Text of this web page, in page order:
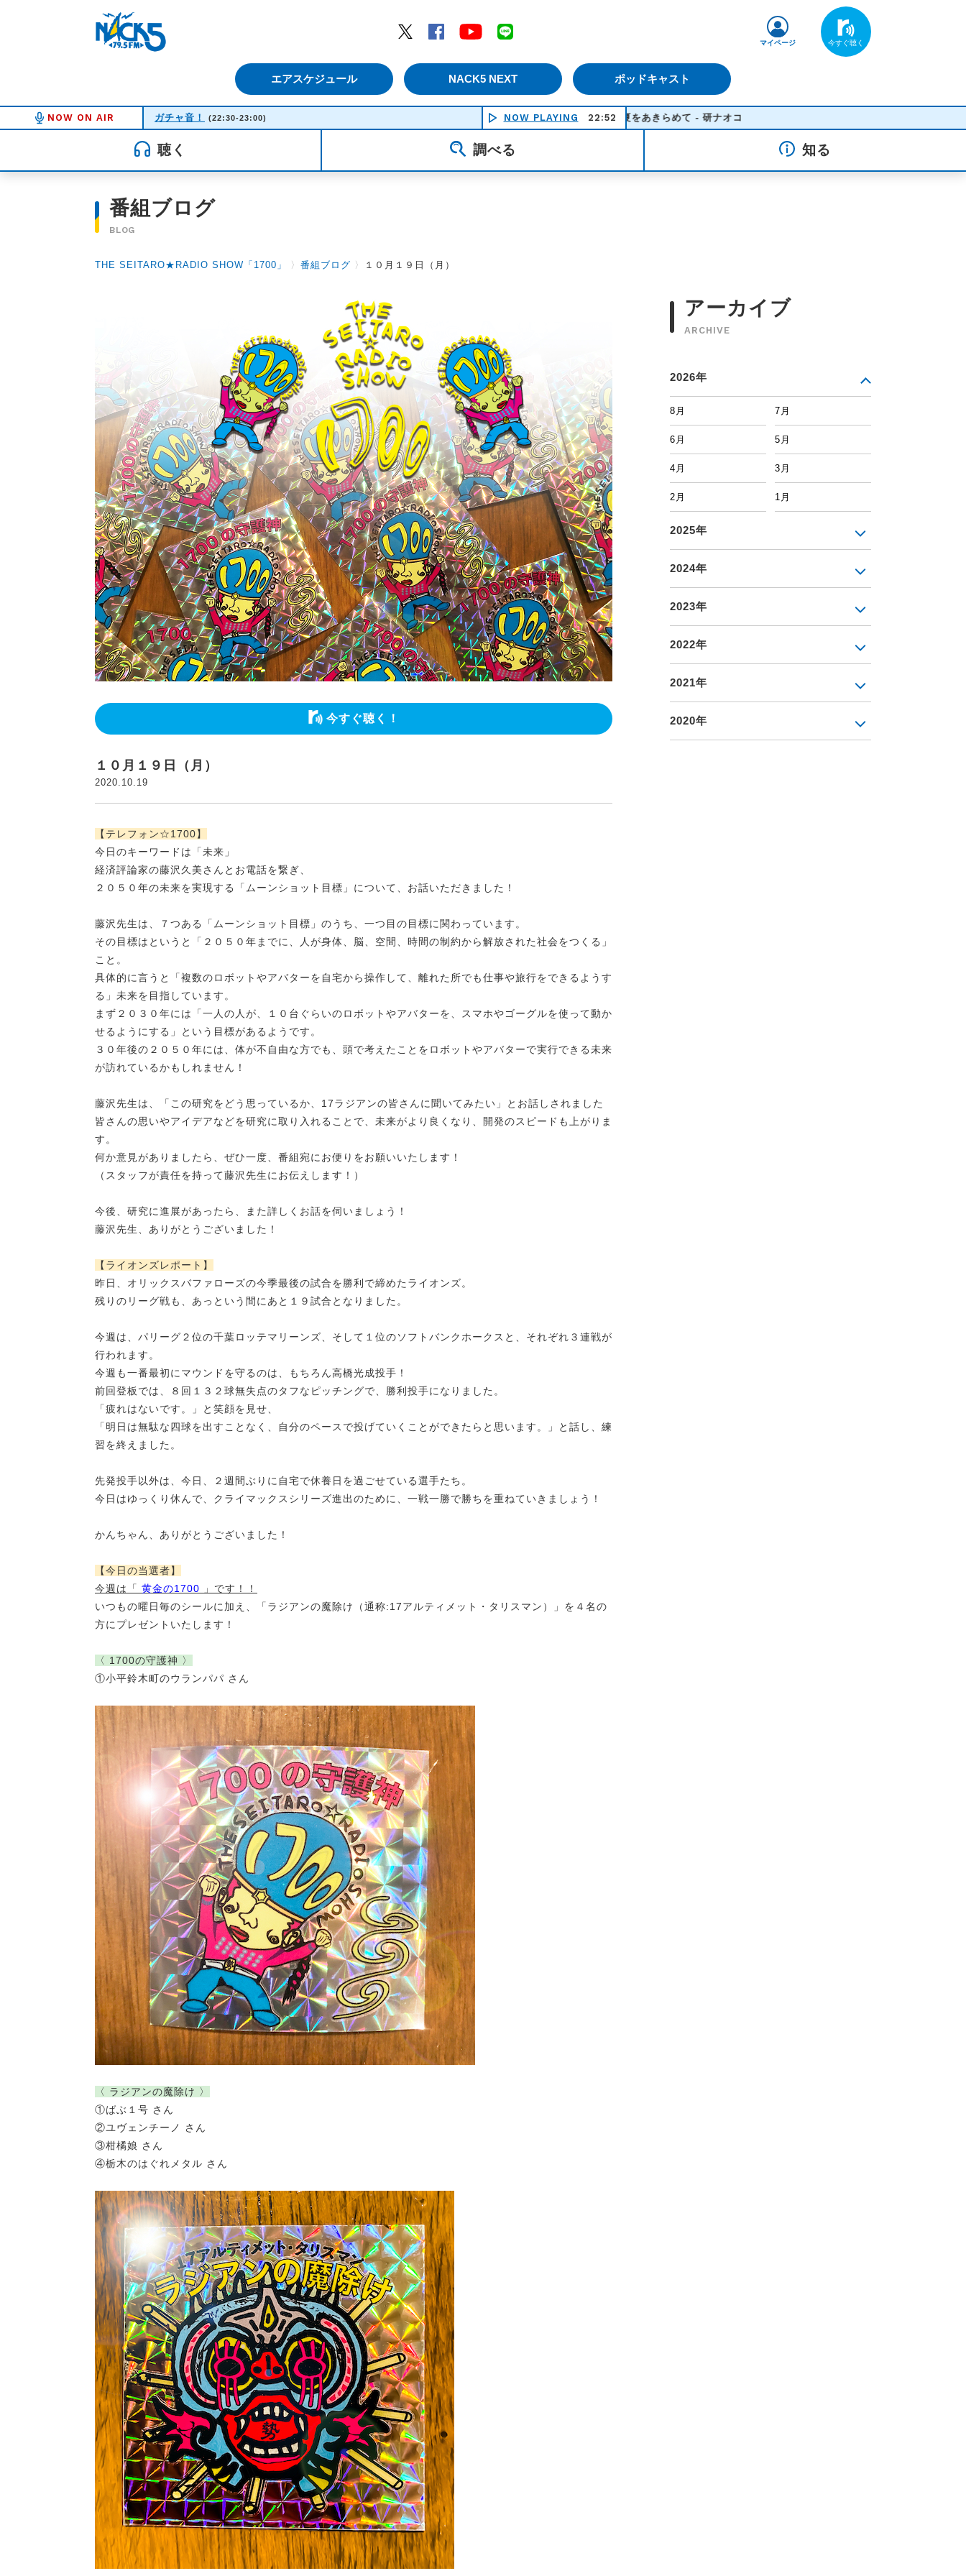
Twitter
Facebook YouTube
エアスケジュール NACK5 NEXT ポッドキャスト
マイページ
NOW ON AIR ガチャ音！ (22:30-23:00) NOW PLAYING 22:52
夏をあきらめて - 研ナオコ
聴く 調べる 知る
番組ブログ
BLOG
THE SEITARO★RADIO SHOW「1700」 〉 番組ブログ 〉 １０月１９日（月）
今すぐ聴く！
１０月１９日（月）
2020.10.19
【テレフォン☆1700】
今日のキーワードは「未来」
経済評論家の藤沢久美さんとお電話を繋ぎ、
２０５０年の未来を実現する「ムーンショット目標」について、お話いただきました！
藤沢先生は、７つある 「ムーンショット目標」のうち
、一つ目の目標に関わっています。
その目標はというと
「２０５０年までに、人が身体、脳、空間、時間の制約から解放された社会をつくる」
こと。
具体的に言うと「複数のロボットやアバターを自宅から操作して、離れた所でも仕事や旅行をできるようす
る」未来を目指しています。
まず２０３０年には「一人の人が、１０台ぐらいのロボットやアバターを、スマホやゴーグルを使って動か
せるようにする」という目標があるようです。
３０年後の２０５０年には、 体が不自由な方でも、頭で考えたことをロボットやアバターで実行できる未来
が訪れているかもしれません！
藤沢先生は、「この研究をどう思っているか、17ラジアンの皆さんに聞いてみたい」とお話しされました
皆さんの思いやアイデアなどを研究に取り入れることで、未来がより良くなり、開発のスピードも上がりま
す。
何か意見がありましたら、ぜひ一度、番組宛にお便りをお願いいたします！
（スタッフが責任を持って藤沢先生にお伝えします！）
今後、研究に進展があったら、また詳しくお話を伺いましょう！
藤沢先生、ありがとうございました！
【ライオンズレポート】
昨日、オリックスバファローズの今季最後の試合を勝利で締めたライオンズ。
残りのリーグ戦も、あっという間にあと１９試合となりました。
今週は、パリーグ２位の千葉ロッテマリーンズ、そして１位のソフトバンクホークスと、それぞれ３連戦が
行われます。
今週も一番最初にマウンドを守るのは、もちろん高橋光成投手！
前回登板では、８回１３２球無失点のタフなピッチングで、勝利投手になりました。
「疲れはないです。」と笑顔を見せ、
「明日は無駄な四球を出すことなく、自分のペースで投げていくことができたらと思います。」と話し、練
習を終えました。
先発投手以外は、今日、２週間ぶりに自宅で休養日を過ごせている選手たち。
今日はゆっくり休んで、クライマックスシリーズ進出のために、一戦一勝で勝ちを重ねていきましょう！
かんちゃん、ありがとうございました！
【今日の当選者】
今週は「 黄金の1700 」です！！
いつもの曜日毎のシールに加え、「ラジアンの魔除け（通称:17アルティメット・タリスマン）」を４名の
方にプレゼントいたします！
〈 1700の守護神 〉
①小平鈴木町のウランパパ さん
〈 ラジアンの魔除け 〉
①ばぶ１号 さん
②ユヴェンチーノ さん
③柑橘娘 さん
④栃木のはぐれメタル さん
アーカイブ
ARCHIVE
2026年
8月 7月
6月 5月
4月 3月
2月 1月
2025年
2024年
2023年
2022年
2021年
2020年